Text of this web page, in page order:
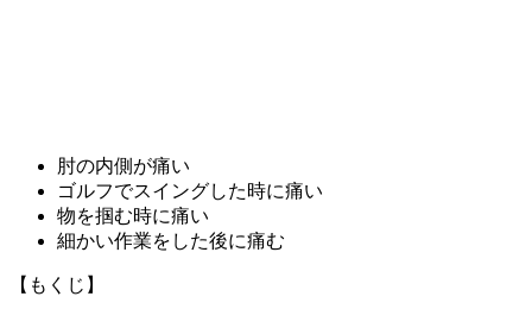
肘の内側が痛い
ゴルフでスイングした時に痛い
物を掴む時に痛い
細かい作業をした後に痛む
【もくじ】